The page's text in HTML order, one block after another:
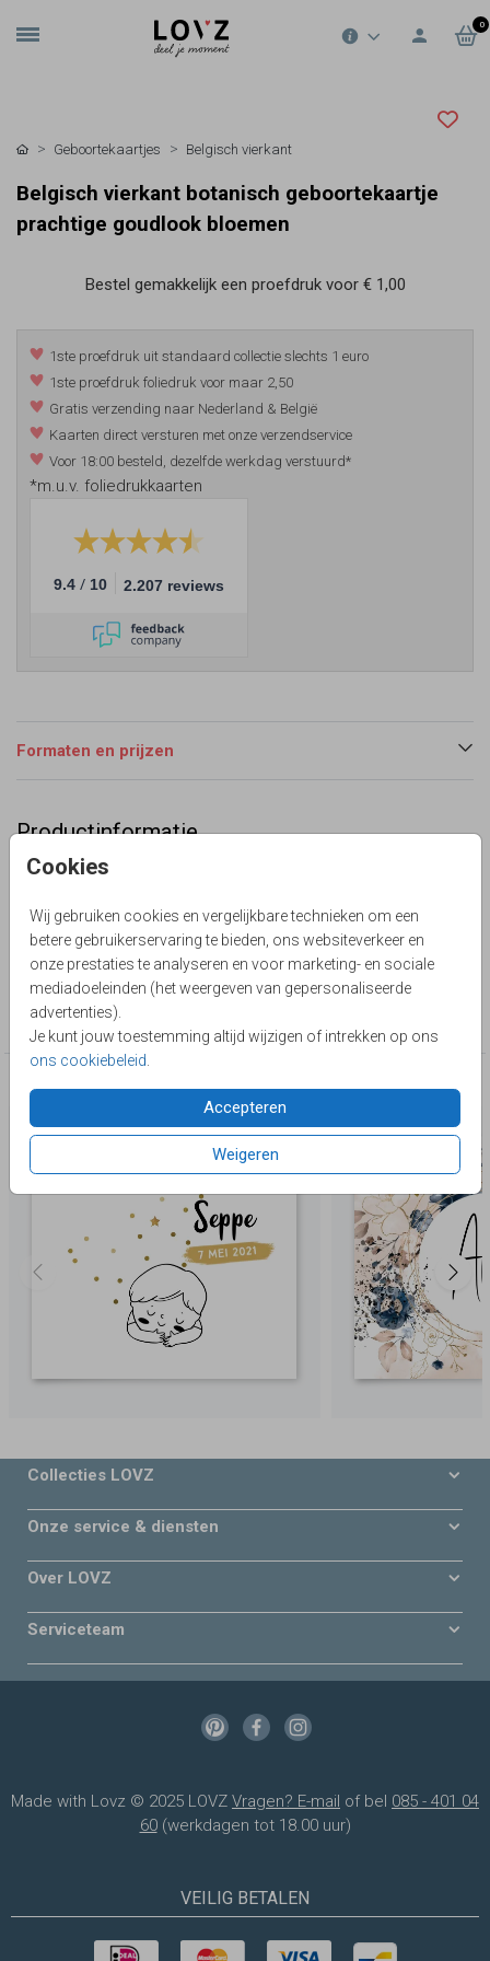
0
Cookies
Wij gebruiken cookies en vergelijkbare technieken om een
betere gebruikerservaring te bieden, ons websiteverkeer en
onze prestaties te analyseren en voor marketing- en sociale
mediadoeleinden (het weergeven van gepersonaliseerde
advertenties).
Je kunt jouw toestemming altijd wijzigen of intrekken op ons
ons cookiebeleid
Accepteren
Weigeren
Geboortekaartjes Belgisch vierkant
Belgisch vierkant botanisch geboortekaartje
prachtige goudlook bloemen
Bestel gemakkelijk een proefdruk voor € 1,00
1ste proefdruk uit standaard collectie slechts 1 euro
1ste proefdruk foliedruk voor maar 2,50
Gratis verzending naar Nederland & België
Kaarten direct versturen met onze verzendservice
Voor 18:00 besteld, dezelfde werkdag verstuurd*
*m.u.v. foliedrukkaarten
9.4 / 10 2.207 reviews
Formaten en prijzen
Productinformatie
Omschrijving
met prachtige bloemen en takjes in een goudfolie look,
roze en donker blauw. Alles staat los en is zelf te maken!
Collectie
Belgisch vierkant
Deze producten zijn wellicht ook iets voor je
Collecties LOVZ
Onze service & diensten
Over LOVZ
Serviceteam
Made with Lovz © 2025 LOVZ Vragen? E-mail of bel 085 - 401 04
60(werkdagen tot 18.00 uur)
VEILIG BETALEN